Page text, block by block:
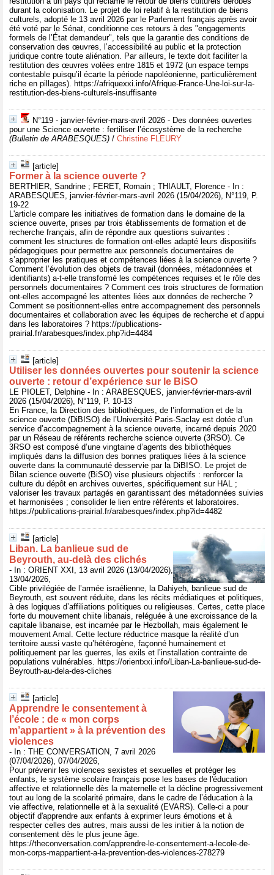
durant la colonisation. Le projet de loi relatif à la restitution de biens
culturels, adopté le 13 avril 2026 par le Parlement français après avoir
été voté par le Sénat, conditionne ces retours à des "engagements
formels de l’État demandeur", tels que la garantie des conditions de
conservation des œuvres, l’accessibilité au public et la protection
juridique contre toute aliénation. Par ailleurs, le texte doit faciliter la
restitution des œuvres volées entre 1815 et 1972 (un espace temps
contestable puisqu’il écarte la période napoléonienne, particulièrement
riche en pillages). https://afriquexxi.info/Afrique-France-Une-loi-sur-la-
restitution-des-biens-culturels-insuffisante
N°119 - janvier-février-mars-avril 2026 - Des données ouvertes
pour une Science ouverte : fertiliser l’écosystème de la recherche
(Bulletin de ARABESQUES) / Christine FLEURY
[article]
Former à la science ouverte ?
BERTHIER, Sandrine ; FERET, Romain ; THIAULT, Florence - In :
ARABESQUES, janvier-février-mars-avril 2026 (15/04/2026), N°119, P.
19-22
L'article compare les initiatives de formation dans le domaine de la
science ouverte, prises par trois établissements de formation et de
recherche français, afin de répondre aux questions suivantes :
comment les structures de formation ont-elles adapté leurs dispositifs
pédagogiques pour permettre aux personnels documentaires de
s’approprier les pratiques et compétences liées à la science ouverte ?
Comment l’évolution des objets de travail (données, métadonnées et
identifiants) a-t-elle transformé les compétences requises et le rôle des
personnels documentaires ? Comment ces trois structures de formation
ont-elles accompagné les attentes liées aux données de recherche ?
Comment se positionnent-elles entre accompagnement des personnels
documentaires et collaboration avec les équipes de recherche et d’appui
dans les laboratoires ? https://publications-
prairial.fr/arabesques/index.php?id=4484
[article]
Utiliser les données ouvertes pour soutenir la science
ouverte : retour d’expérience sur le BiSO
LE PIOLET, Delphine - In : ARABESQUES, janvier-février-mars-avril
2026 (15/04/2026), N°119, P. 10-13
En France, la Direction des bibliothèques, de l’information et de la
science ouverte (DiBISO) de l’Université Paris-Saclay est dotée d’un
service d’accompagnement à la science ouverte, incarné depuis 2020
par un Réseau de référents recherche science ouverte (3RSO). Ce
3RSO est composé d’une vingtaine d’agents des bibliothèques
impliqués dans la diffusion des bonnes pratiques liées à la science
ouverte dans la communauté desservie par la DiBISO. Le projet de
Bilan science ouverte (BiSO) vise plusieurs objectifs : renforcer la
culture du dépôt en archives ouvertes, spécifiquement sur HAL ;
valoriser les travaux partagés en garantissant des métadonnées suivies
et harmonisées ; consolider le lien entre référents et laboratoires.
https://publications-prairial.fr/arabesques/index.php?id=4482
[article]
Liban. La banlieue sud de
Beyrouth, au-delà des clichés
- In : ORIENT XXI, 13 avril 2026 (13/04/2026),
13/04/2026,
Cible privilégiée de l’armée israélienne, la Dahiyeh, banlieue sud de
Beyrouth, est souvent réduite, dans les récits médiatiques et politiques,
à des logiques d’affiliations politiques ou religieuses. Certes, cette place
forte du mouvement chiite libanais, reléguée à une excroissance de la
capitale libanaise, est incarnée par le Hezbollah, mais également le
mouvement Amal. Cette lecture réductrice masque la réalité d’un
territoire aussi vaste qu’hétérogène, façonné humainement et
politiquement par les guerres, les exils et l’installation contrainte de
populations vulnérables. https://orientxxi.info/Liban-La-banlieue-sud-de-
Beyrouth-au-dela-des-cliches
[article]
Apprendre le consentement à
l’école : de « mon corps
m’appartient » à la prévention des
violences
- In : THE CONVERSATION, 7 avril 2026
(07/04/2026), 07/04/2026,
Pour prévenir les violences sexistes et sexuelles et protéger les
enfants, le système scolaire français pose les bases de l'éducation
affective et relationnelle dès la maternelle et la décline progressivement
tout au long de la scolarité primaire, dans le cadre de l’éducation à la
vie affective, relationnelle et à la sexualité (EVARS). Celle-ci a pour
objectif d'apprendre aux enfants à exprimer leurs émotions et à
respecter celles des autres, mais aussi de les initier à la notion de
consentement dès le plus jeune âge.
https://theconversation.com/apprendre-le-consentement-a-lecole-de-
mon-corps-mappartient-a-la-prevention-des-violences-278279